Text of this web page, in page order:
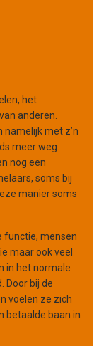
het
anderen.
namelijk met z’n
meer weg.
nog een
soms bij
manier soms
functie, mensen
maar ook veel
in het normale
Door bij de
voelen ze zich
betaalde baan in